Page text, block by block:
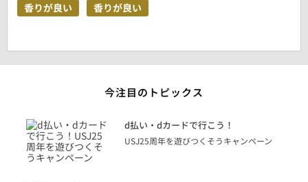
香りが良い 香りが良い
今注目のトピックス
d払い・dカードで行こう！
USJ25周年を遊びつくそうキャンペーン